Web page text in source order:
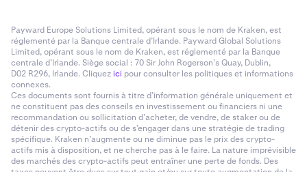
Payward Europe Solutions Limited, opérant sous le nom de Kraken, est
réglementé par la Banque centrale d’Irlande. Payward Global Solutions
Limited, opérant sous le nom de Kraken, est réglementé par la Banque
centrale d’Irlande. Siège social : 70 Sir John Rogerson’s Quay, Dublin,
D02 R296, Irlande. Cliquezici pour consulter les politiques et informations
connexes.
Ces documents sont fournis à titre d’information générale uniquement et
ne constituent pas des conseils en investissement ou financiers ni une
recommandation ou sollicitation d’acheter, de vendre, de staker ou de
détenir des crypto-actifs ou de s’engager dans une stratégie de trading
spécifique. Kraken n’augmente ou ne diminue pas le prix des crypto-
actifs mis à disposition, et ne cherche pas à le faire. La nature imprévisible
des marchés des crypto-actifs peut entraîner une perte de fonds. Des